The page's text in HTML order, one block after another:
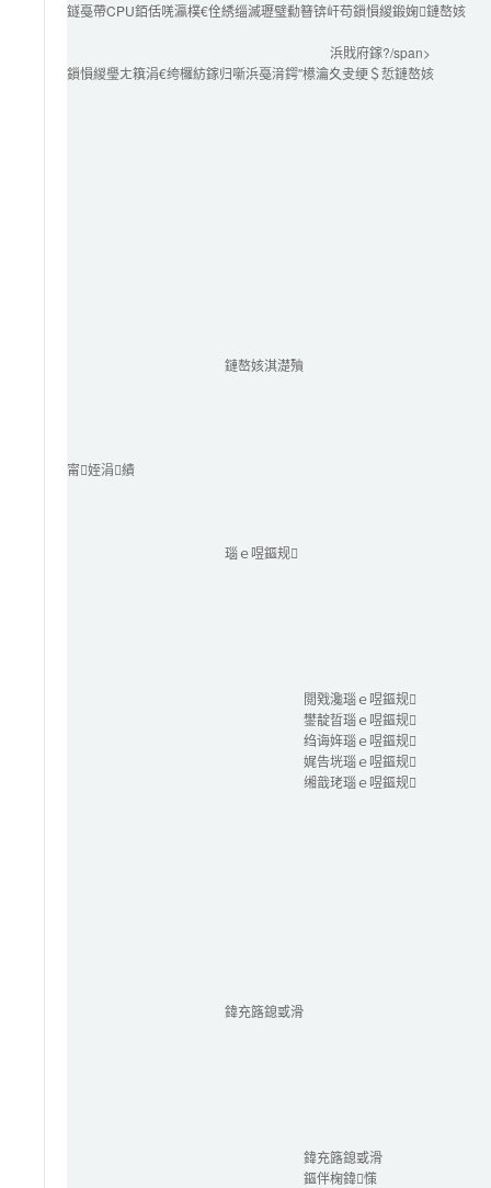
鐩戞帶CPU銆佸唴瀛樸€佺綉缁滅瓑璧勬簮锛屽苟鎻愪緵鍛婅鏈嶅姟
浜戝府鎵?/span>
鎻愪緵璺ㄤ簯涓€绔欏紡鎵归噺浜戞湇鍔″櫒瀹夊叏绠＄悊鏈嶅姟
鏈嶅姟淇濋殰
甯姪涓績
瑙ｅ喅鏂规
閲戣瀺瑙ｅ喅鏂规
鐢靛晢瑙ｅ喅鏂规
绉诲姩瑙ｅ喅鏂规
娓告垙瑙ｅ喅鏂规
缃戠珯瑙ｅ喅鏂规
鍏充簬鎴戜滑
鍏充簬鎴戜滑
鏂伴椈鍏憡